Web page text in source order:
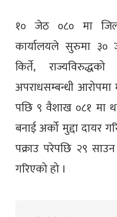
१० जेठ ०८० मा
कार्यालयले सुरुमा ३०
किर्ते,
अपराधसम्बन्धी आरोपमा
पछि ९ वैशाख ०८१ मा
बनाई अर्को मुद्दा दायर
पक्राउ परेपछि २९ साउन
गरिएको हो ।